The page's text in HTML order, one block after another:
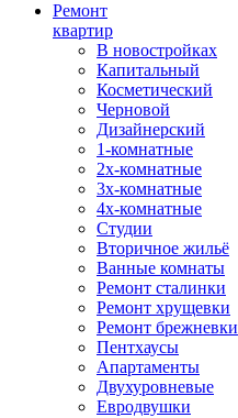
Ремонт
квартир
В новостройках
Капитальный
Косметический
Черновой
Дизайнерский
1-комнатные
2х-комнатные
3х-комнатные
4х-комнатные
Студии
Вторичное жильё
Ванные комнаты
Ремонт сталинки
Ремонт хрущевки
Ремонт брежневки
Пентхаусы
Апартаменты
Двухуровневые
Евродвушки